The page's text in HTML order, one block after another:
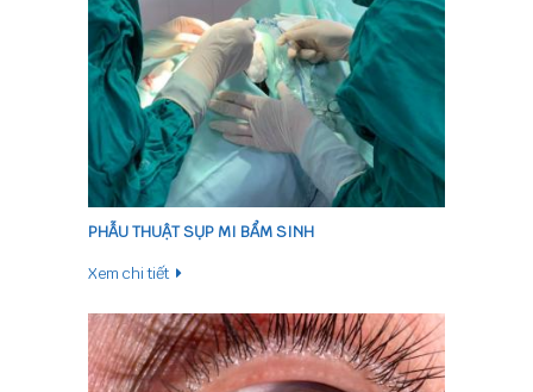
PHẪU THUẬT SỤP MI BẨM SINH
Xem chi tiết